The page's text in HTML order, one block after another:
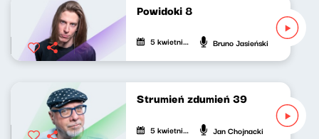
Powidoki 8
5 kwietnia 2021 Bruno Jasieński
Strumień zdumień 39
5 kwietnia 2021 Jan Chojnacki